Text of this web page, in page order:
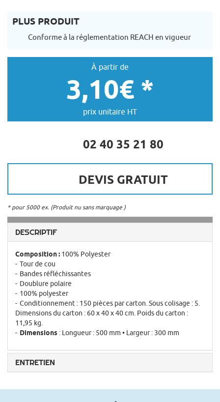
PLUS PRODUIT
Conforme à la réglementation REACH en vigueur
À partir de
3,10€ *
prix unitaire HT
02 40 35 21 80
DEVIS GRATUIT
* pour 5000 ex. (Produit nu sans marquage )
DESCRIPTIF
Composition : 100% Polyester
Tour de cou
Bandes réfléchissantes
Doublure polaire
100% polyester
Conditionnement : 150 pièces par carton. Sous colisage : 5.
Dimensions du carton : 60 x 40 x 40 cm. Poids du carton :
11,95 kg.
Dimensions : Longueur : 500 mm • Largeur : 300 mm
ENTRETIEN